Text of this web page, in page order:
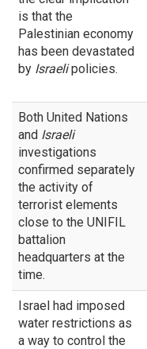
is that the
Palestinian economy
has been devastated
by Israelipolicies.
Both United Nations
and Israeli
investigations
confirmed separately
the activity of
terrorist elements
close to the UNIFIL
battalion
headquarters at the
time.
Israel had imposed
water restrictions as
a way to control the